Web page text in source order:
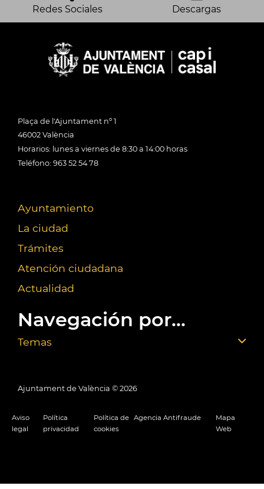
Redes Sociales Descargas
Plaça de l'Ajuntament nº 1
46002 València
Horarios: lunes a viernes de 8:30 a 14:00 horas
Teléfono: 963 52 54 78
Ayuntamiento
La ciudad
Trámites
Atención ciudadana
Actualidad
Navegación por...
Temas
Ajuntament de València © 2026
Aviso
legal
Política
privacidad
Política de
cookies
Agencia Antifraude
Mapa
Web